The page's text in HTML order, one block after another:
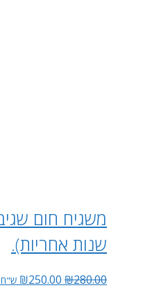
שנות אחריות).
₪280.00
₪250.00 ש"ח